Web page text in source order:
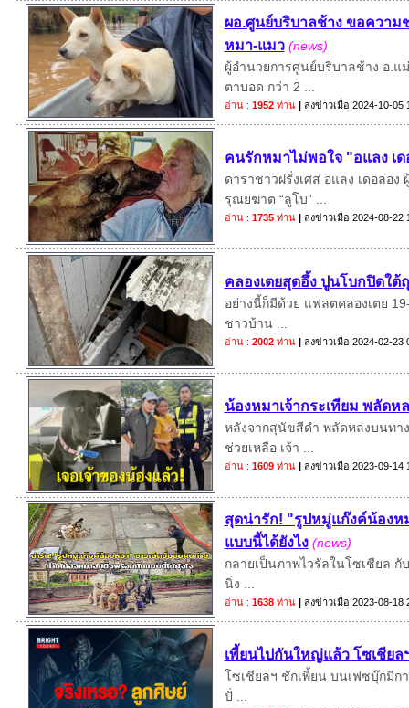
ผอ.ศูนย์บริบาลช้าง ขอความ
หมา-แมว (news)
ผู้อำนวยการศูนย์บริบาลช้าง อ.แ
ตาบอด กว่า 2 ...
อ่าน : 1952ท่าน | ลงข่าวเมื่อ 2024-10-05
คนรักหมาไม่พอใจ "อแลง เ
ดาราชาวฝรั่งเศส อแลง เดอลอ
รุณยฆาต “ลูโบ” ...
อ่าน : 1735ท่าน | ลงข่าวเมื่อ 2024-08-22
คลองเตยสุดอึ้ง ปูนโบกปิดใ
อย่างนี้ก็มีด้วย แฟลตคลองเตย
ชาวบ้าน ...
อ่าน : 2002ท่าน | ลงข่าวเมื่อ 2024-02-23
น้องหมาเจ้ากระเทียม พลัดห
หลังจากสุนัขสีดำ พลัดหลงบนทา
ช่วยเหลือ เจ้า ...
อ่าน : 1609ท่าน | ลงข่าวเมื่อ 2023-09-14
สุดน่ารัก! "รูปหมู่แก๊งค์น้อง
แบบนี้ได้ยังไง (news)
กลายเป็นภาพไวรัลในโซเชียล
นิ่ง ...
อ่าน : 1638ท่าน | ลงข่าวเมื่อ 2023-08-18
เพี้ยนไปกันใหญ่แล้ว โซเชีย
โซเชียลฯ ชักเพี้ยน บนเฟซบุ๊กมีก
ปั่ ...